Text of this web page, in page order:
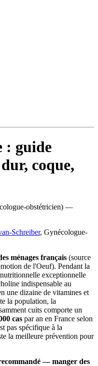
: guide
coque,
obstétricien) —
Schreiber, Gynécologue-
ménages français (source
de l'Oeuf). Pendant la
exceptionnelle
indispensable au
une dizaine de vitamines et
la population, la
cuits comporte un
cas par an en France selon
pas spécifique à la
la meilleure prévention pour
— manger des